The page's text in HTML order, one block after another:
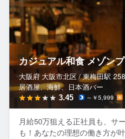
カジュアル和食 メゾン
大阪府 大阪市北区 / 東梅田駅
居酒屋、海鮮、日本酒バー
3.45 ～￥5,999
月給50万狙える正社員も、サ
も！あなたの理想の働き方が